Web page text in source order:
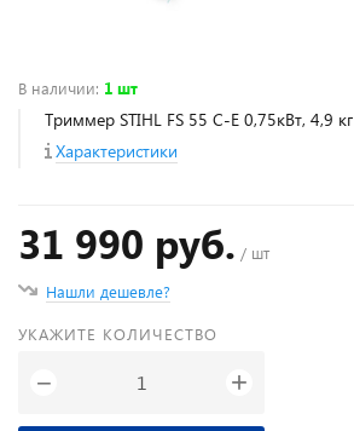
В наличии: 1 шт
Триммер STIHL FS 55 C-E 0,75кВт, 4,9 кг
Характеристики
31 990 руб. / шт
Нашли дешевле?
УКАЖИТЕ КОЛИЧЕСТВО
− +